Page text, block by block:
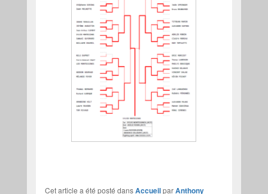
Cet article a été posté dansAccueilparAnthony